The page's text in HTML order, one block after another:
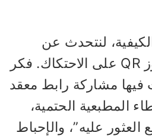
لنتحدث عن
السبب. تقضي رموز QR على الاحتكاك. فكر
مشاركة رابط معقد
الحتمية،
عليه”، والإحباط